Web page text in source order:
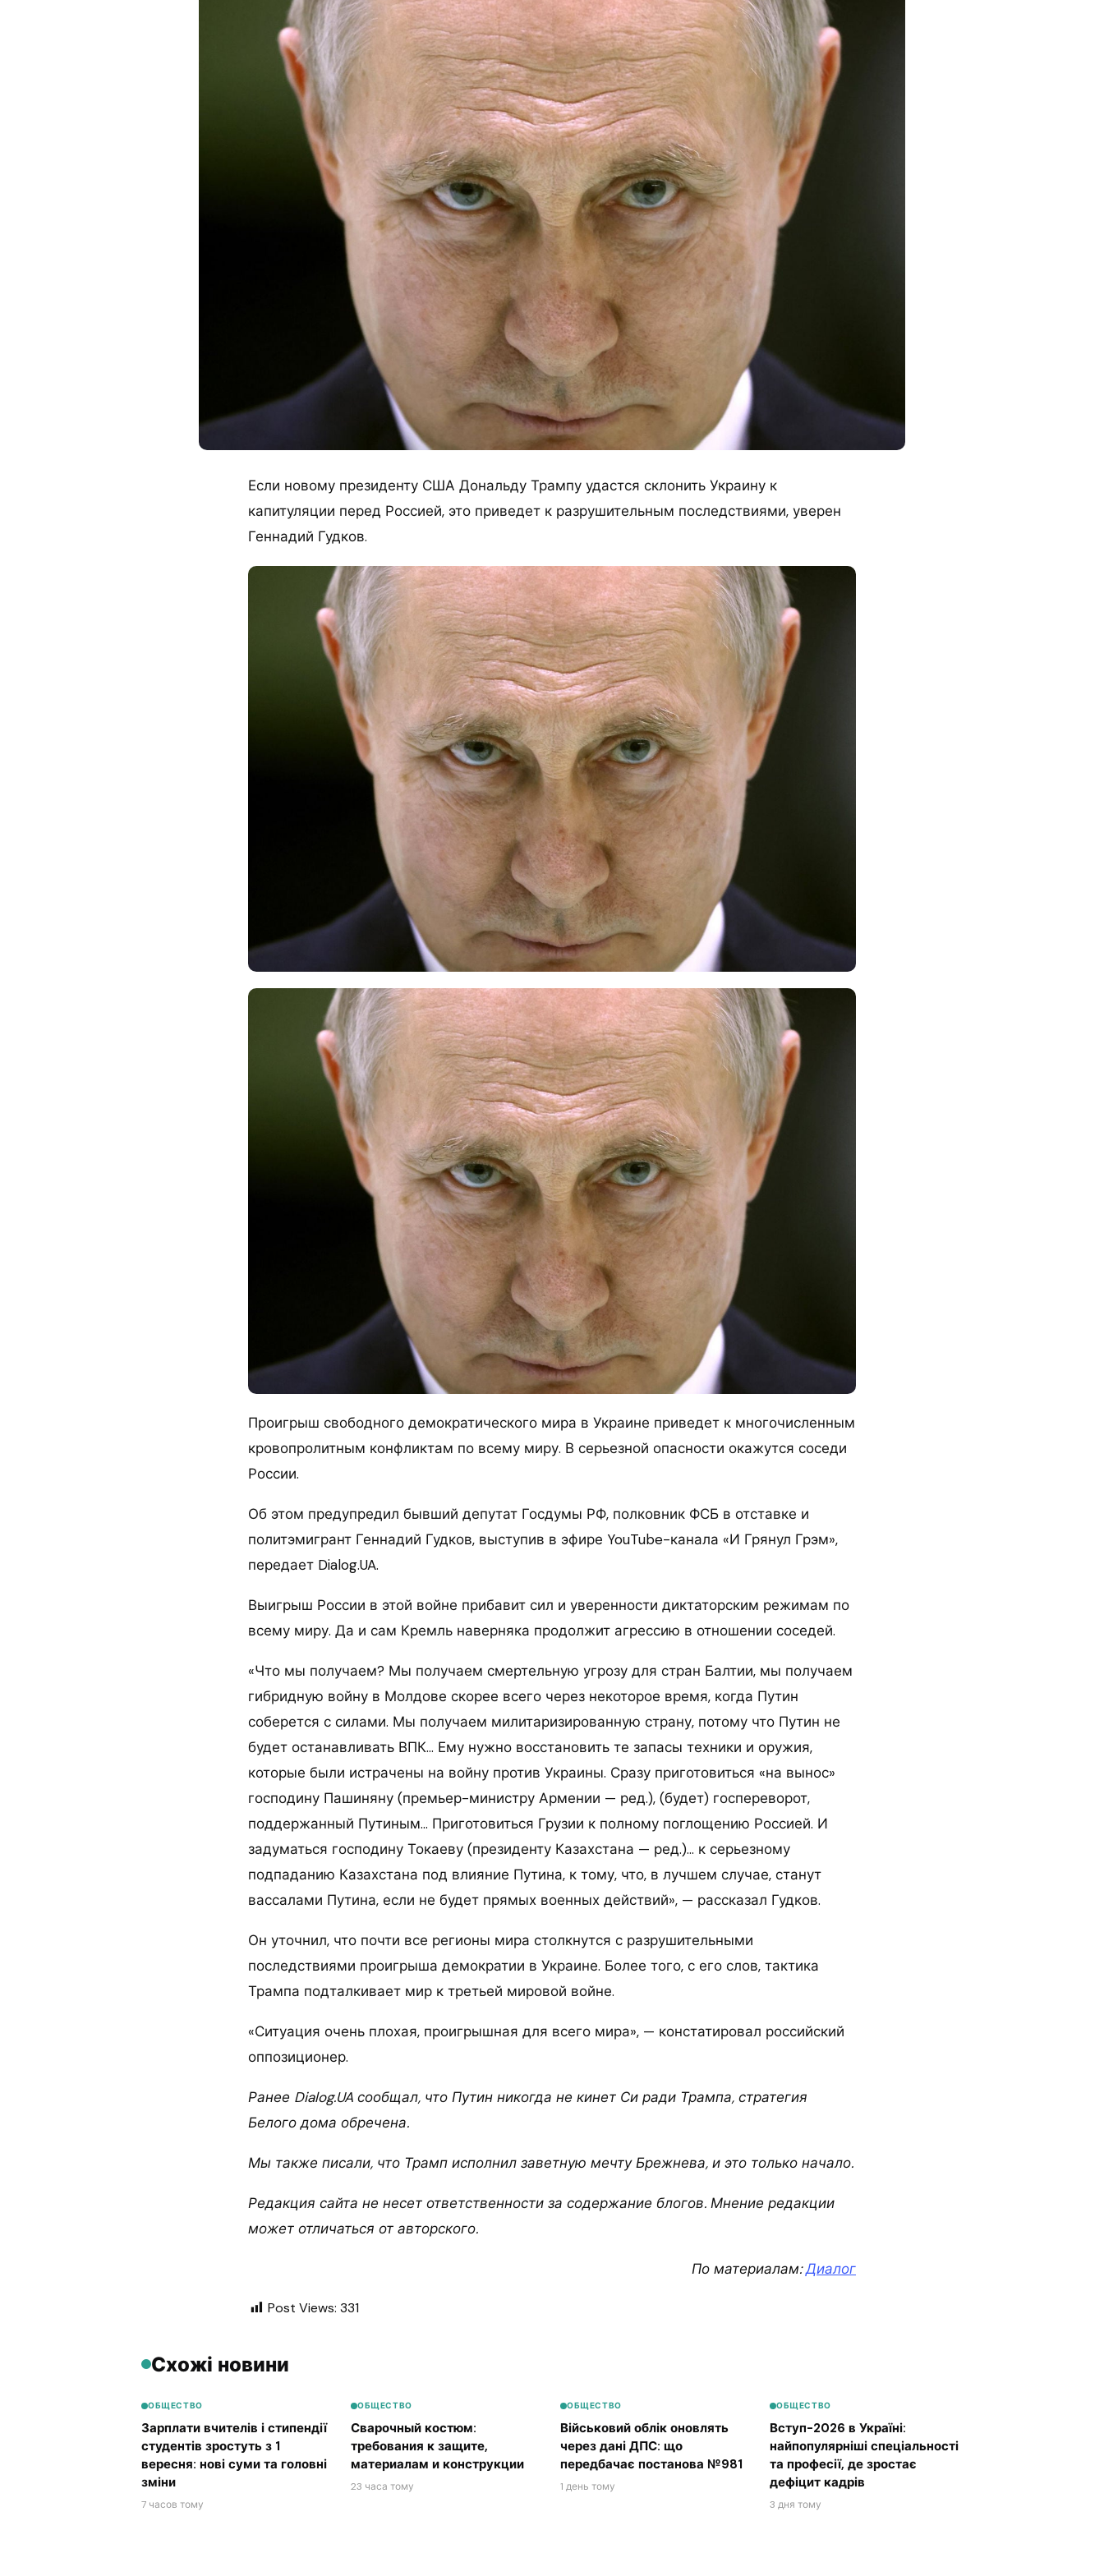
Если новому президенту США Дональду Трампу удастся склонить Украину к
капитуляции перед Россией, это приведет к разрушительным последствиями, уверен
Геннадий Гудков.
Проигрыш свободного демократического мира в Украине приведет к многочисленным
кровопролитным конфликтам по всему миру. В серьезной опасности окажутся соседи
России.
Об этом предупредил бывший депутат Госдумы РФ, полковник ФСБ в отставке и
политэмигрант Геннадий Гудков, выступив в эфире YouTube-канала «И Грянул Грэм»,
передает Dialog.UA.
Выигрыш России в этой войне прибавит сил и уверенности диктаторским режимам по
всему миру. Да и сам Кремль наверняка продолжит агрессию в отношении соседей.
«Что мы получаем? Мы получаем смертельную угрозу для стран Балтии, мы получаем
гибридную войну в Молдове скорее всего через некоторое время, когда Путин
соберется с силами. Мы получаем милитаризированную страну, потому что Путин не
будет останавливать ВПК… Ему нужно восстановить те запасы техники и оружия,
которые были истрачены на войну против Украины. Сразу приготовиться «на вынос»
господину Пашиняну (премьер-министру Армении — ред.), (будет) госпереворот,
поддержанный Путиным… Приготовиться Грузии к полному поглощению Россией. И
задуматься господину Токаеву (президенту Казахстана — ред.)… к серьезному
подпаданию Казахстана под влияние Путина, к тому, что, в лучшем случае, станут
вассалами Путина, если не будет прямых военных действий», — рассказал Гудков.
Он уточнил, что почти все регионы мира столкнутся с разрушительными
последствиями проигрыша демократии в Украине. Более того, с его слов, тактика
Трампа подталкивает мир к третьей мировой войне.
«Ситуация очень плохая, проигрышная для всего мира», — констатировал российский
оппозиционер.
Ранее Dialog.UA сообщал, что Путин никогда не кинет Си ради Трампа, стратегия
Белого дома обречена.
Мы также писали, что Трамп исполнил заветную мечту Брежнева, и это только начало.
Редакция сайта не несет ответственности за содержание блогов. Мнение редакции
может отличаться от авторского.
По материалам:Диалог
Post Views: 331
Схожі новини
ОБЩЕСТВО
Зарплати вчителів і стипендії
студентів зростуть з 1
вересня: нові суми та головні
зміни
7 часов тому
ОБЩЕСТВО
Сварочный костюм:
требования к защите,
материалам и конструкции
23 часа тому
ОБЩЕСТВО
Військовий облік оновлять
через дані ДПС: що
передбачає постанова №981
1 день тому
ОБЩЕСТВО
Вступ-2026 в Україні:
найпопулярніші спеціальності
та професії, де зростає
дефіцит кадрів
3 дня тому